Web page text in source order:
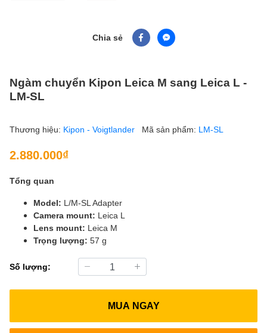
Chia sẻ
Ngàm chuyển Kipon Leica M sang Leica L -
LM-SL
Thương hiệu: Kipon - Voigtlander Mã sản phẩm: LM-SL
2.880.000₫
Tổng quan
Model: L/M-SL Adapter
Camera mount: Leica L
Lens mount: Leica M
Trọng lượng: 57 g
Số lượng:
MUA NGAY